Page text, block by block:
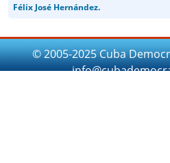
Félix José Hernández.
© 2005-2025 Cuba